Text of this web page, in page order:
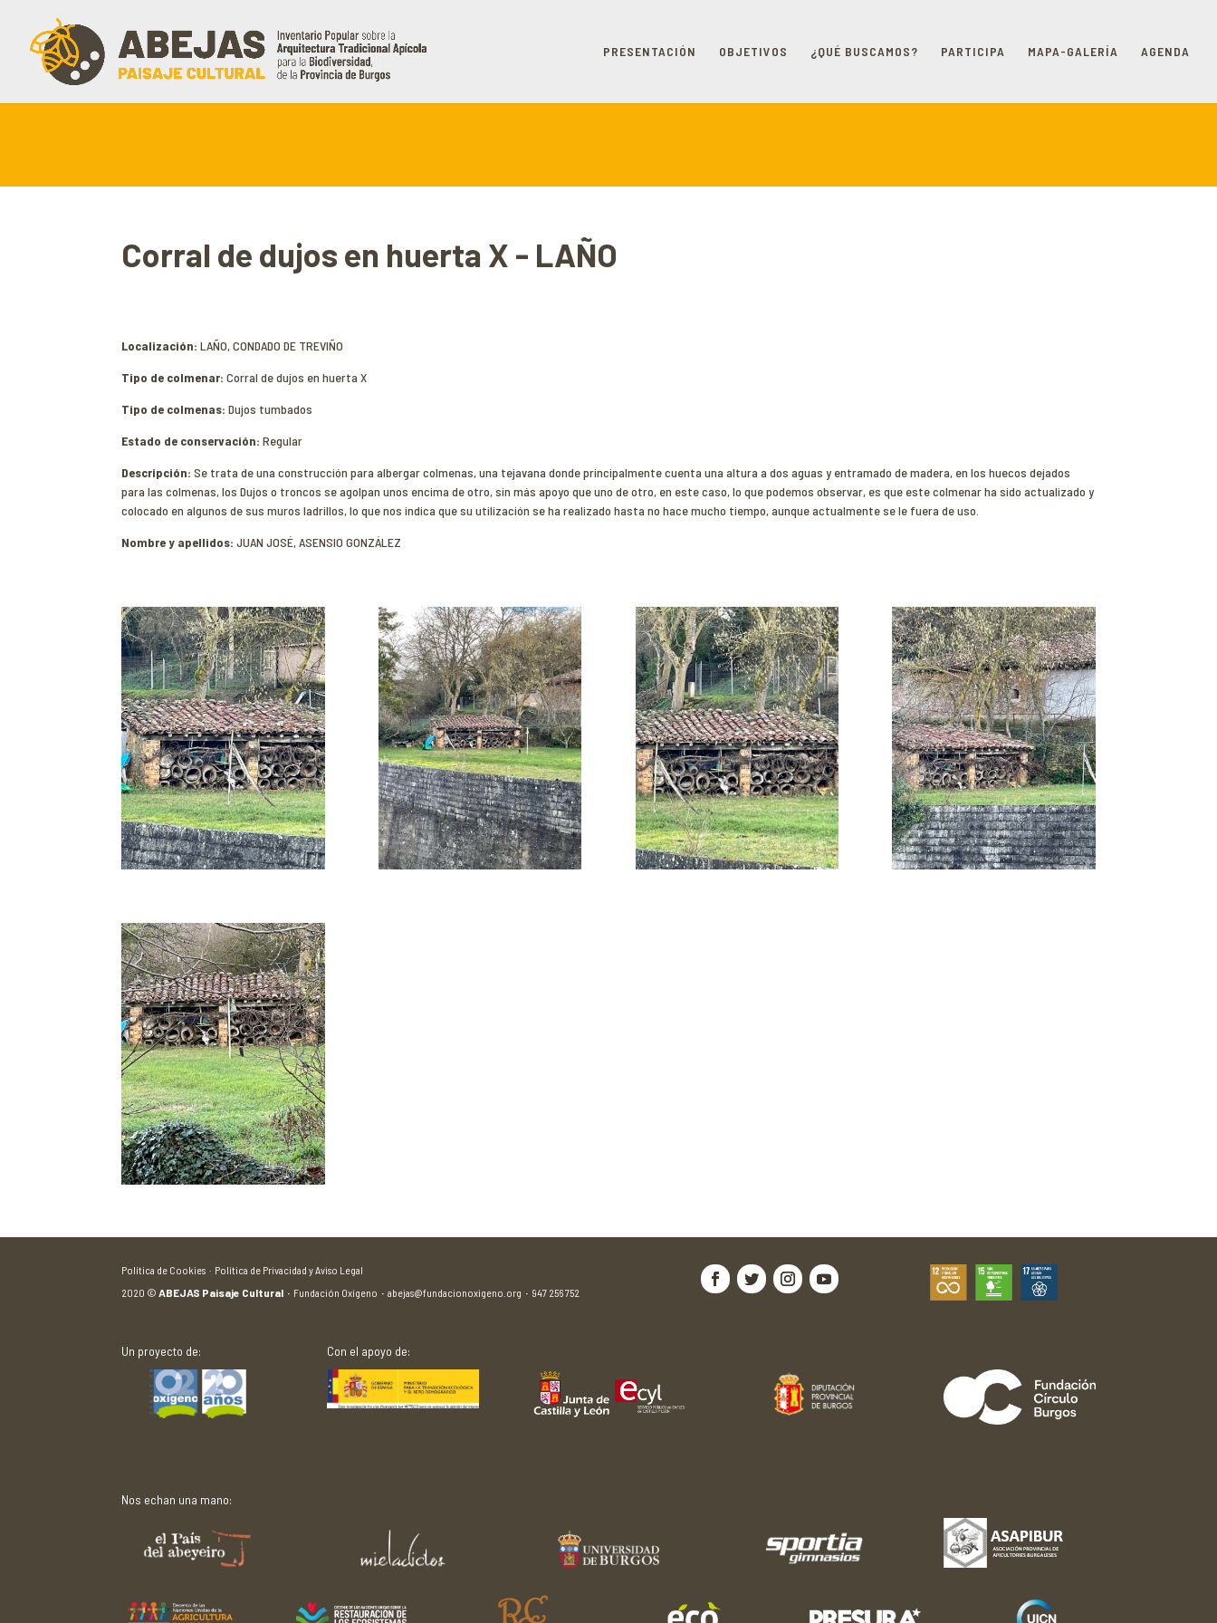
PRESENTACIÓN OBJETIVOS ¿QUÉ BUSCAMOS? PARTICIPA MAPA-GALERÍA AGENDA
Corral de dujos en huerta X - LAÑO
Localización:LAÑO, CONDADO DE TREVIÑO
Tipo de colmenar:Corral de dujos en huerta X
Tipo de colmenas:Dujos tumbados
Estado de conservación:Regular
Descripción:Se trata de una construcción para albergar colmenas, una tejavana donde principalmente cuenta una altura a dos aguas y entramado de madera, en los huecos dejados
para las colmenas, los Dujos o troncos se agolpan unos encima de otro, sin más apoyo que uno de otro, en este caso, lo que podemos observar, es que este colmenar ha sido actualizado y
colocado en algunos de sus muros ladrillos, lo que nos indica que su utilización se ha realizado hasta no hace mucho tiempo, aunque actualmente se le fuera de uso.
Nombre y apellidos:JUAN JOSÉ, ASENSIO GONZÁLEZ
Política de Cookies · Política de Privacidad y Aviso Legal
2020 ©ABEJAS Paisaje Cultural · Fundación Oxígeno ·abejas@fundacionoxigeno.org · 947 256 752
Un proyecto de: Con el apoyo de:
Nos echan una mano: